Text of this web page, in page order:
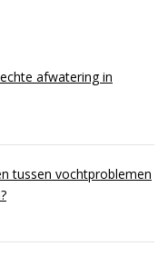
afwatering in
tussen vochtproblemen